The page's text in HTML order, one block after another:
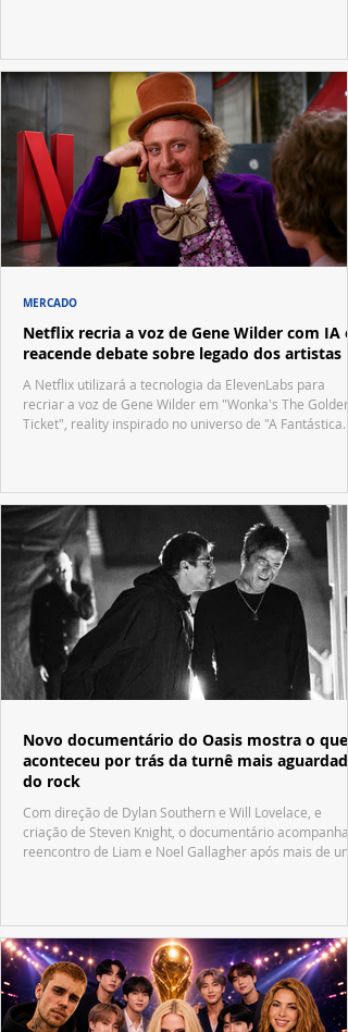
Netflix recria a voz de Gene Wilder com IA e
reacende debate sobre legado dos artistas
A Netflix utilizará a tecnologia da ElevenLabs para
recriar a voz de Gene Wilder em "Wonka's The Golden
Ticket", reality inspirado no universo de "A Fantástica
MERCADO
Novo documentário do Oasis mostra o que
aconteceu por trás da turnê mais aguardada
do rock
Com direção de Dylan Southern e Will Lovelace, e
criação de Steven Knight, o documentário acompanha
reencontro de Liam e Noel Gallagher após mais de